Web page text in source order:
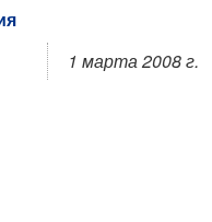
1 марта 2008 г.